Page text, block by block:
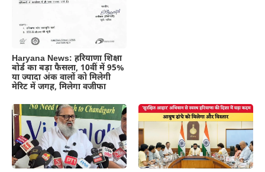
Haryana News: हरियाणा शिक्षा
बोर्ड का बड़ा फैसला, 10वीं में 95%
या ज्यादा अंक वालों को मिलेगी
मेरिट में जगह, मिलेगा वजीफा